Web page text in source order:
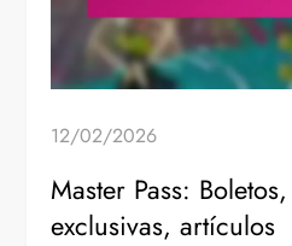
12/02/2026
Master Pass:
exclusivas, artículos